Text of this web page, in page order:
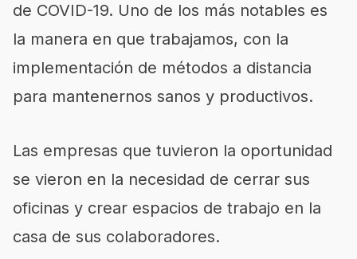
de COVID-19. Uno de los más notables es
la manera en que trabajamos, con la
implementación de métodos a distancia
para mantenernos sanos y productivos.
Las empresas que tuvieron la oportunidad
se vieron en la necesidad de cerrar sus
oficinas y crear espacios de trabajo en la
casa de sus colaboradores.